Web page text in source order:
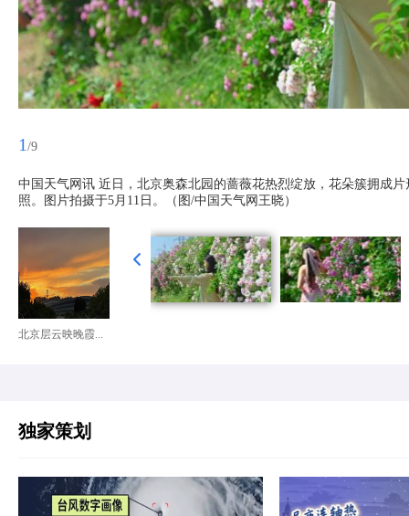
1 /9
中国天气网讯 近日，北京奥森北园的蔷薇花热烈绽放，花朵簇拥成
照。图片拍摄于5月11日。（图/中国天气网王晓）
北京层云映晚霞...
独家策划